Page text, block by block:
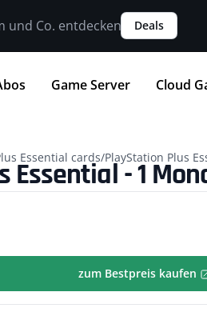
und Co. entdecken Deals
Game Server Cloud
Essential cards/PlayStation Plus
Essential - 1
zum Bestpreis kaufen